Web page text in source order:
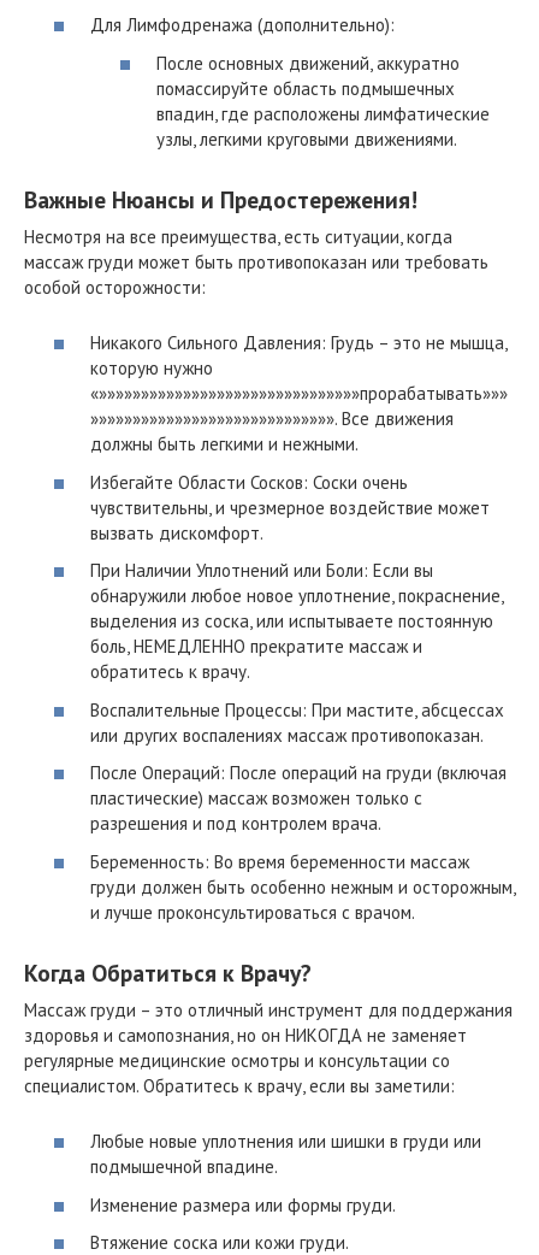
Для Лимфодренажа (дополнительно):
После основных движений, аккуратно
помассируйте область подмышечных
впадин, где расположены лимфатические
узлы, легкими круговыми движениями.
Важные Нюансы и Предостережения!
Несмотря на все преимущества, есть ситуации, когда
массаж груди может быть противопоказан или требовать
особой осторожности:
Никакого Сильного Давления: Грудь – это не мышца,
которую нужно
«»»»»»»»»»»»»»»»»»»»»»»»»»»»»»»»прорабатывать»»»
»»»»»»»»»»»»»»»»»»»»»»»»»»»»». Все движения
должны быть легкими и нежными.
Избегайте Области Сосков: Соски очень
чувствительны, и чрезмерное воздействие может
вызвать дискомфорт.
При Наличии Уплотнений или Боли: Если вы
обнаружили любое новое уплотнение, покраснение,
выделения из соска, или испытываете постоянную
боль, НЕМЕДЛЕННО прекратите массаж и
обратитесь к врачу.
Воспалительные Процессы: При мастите, абсцессах
или других воспалениях массаж противопоказан.
После Операций: После операций на груди (включая
пластические) массаж возможен только с
разрешения и под контролем врача.
Беременность: Во время беременности массаж
груди должен быть особенно нежным и осторожным,
и лучше проконсультироваться с врачом.
Когда Обратиться к Врачу?
Массаж груди – это отличный инструмент для поддержания
здоровья и самопознания, но он НИКОГДА не заменяет
регулярные медицинские осмотры и консультации со
специалистом. Обратитесь к врачу, если вы заметили:
Любые новые уплотнения или шишки в груди или
подмышечной впадине.
Изменение размера или формы груди.
Втяжение соска или кожи груди.